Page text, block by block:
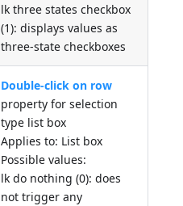
lk three states checkbox
(1): displays values as
three-state checkboxes
Double-click on row
property for selection
type list box
Applies to: List box
Possible values:
lk do nothing (0): does
not trigger any